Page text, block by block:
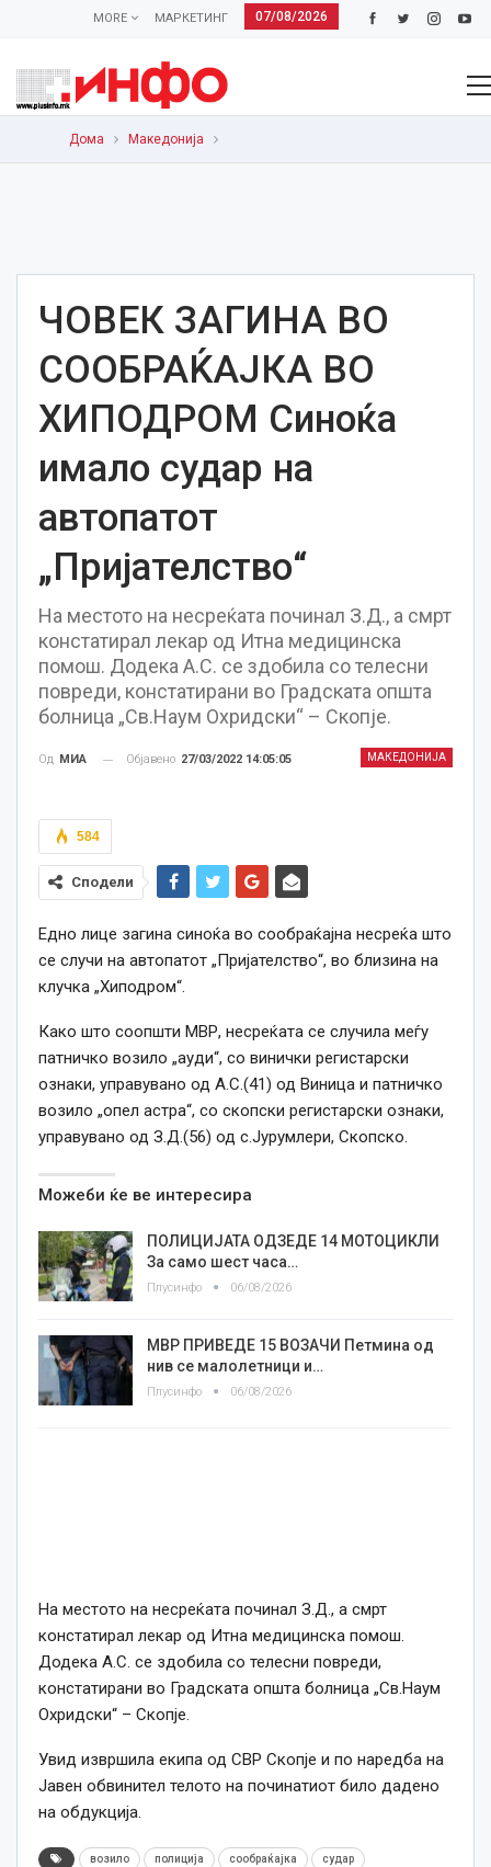
07/08/2026
МАРКЕТИНГ
MORE
Дома Македонија
ЧОВЕК ЗАГИНА ВО
СООБРАЌАЈКА ВО
ХИПОДРОМ Синоќа
имало судар на
автопатот
„Пријателство“
На местото на несреќата починал З.Д., а смрт
констатирал лекар од Итна медицинска
помош. Додека А.С. се здобила со телесни
повреди, констатирани во Градската општа
болница „Св.Наум Охридски“ – Скопје.
МАКЕДОНИЈА
Од МИА Објавено 27/03/2022 14:05:05
584
Сподели
Едно лице загина синоќа во сообраќајна несреќа што
се случи на автопатот „Пријателство“, во близина на
клучка „Хиподром“.
Како што соопшти МВР, несреќата се случила меѓу
патничко возило „ауди“, со винички регистарски
ознаки, управувано од А.С.(41) од Виница и патничко
возило „опел астра“, со скопски регистарски ознаки,
управувано од З.Д.(56) од с.Јурумлери, Скопско.
Можеби ќе ве интересира
ПОЛИЦИЈАТА ОДЗЕДЕ 14 МОТОЦИКЛИ
За само шест часа…
Плусинфо 06/08/2026
МВР ПРИВЕДЕ 15 ВОЗАЧИ Петмина од
нив се малолетници и…
Плусинфо 06/08/2026
На местото на несреќата починал З.Д., а смрт
констатирал лекар од Итна медицинска помош.
Додека А.С. се здобила со телесни повреди,
констатирани во Градската општа болница „Св.Наум
Охридски“ – Скопје.
Увид извршила екипа од СВР Скопје и по наредба на
Јавен обвинител телото на починатиот било дадено
на обдукција.
возило полиција сообраќајка судар